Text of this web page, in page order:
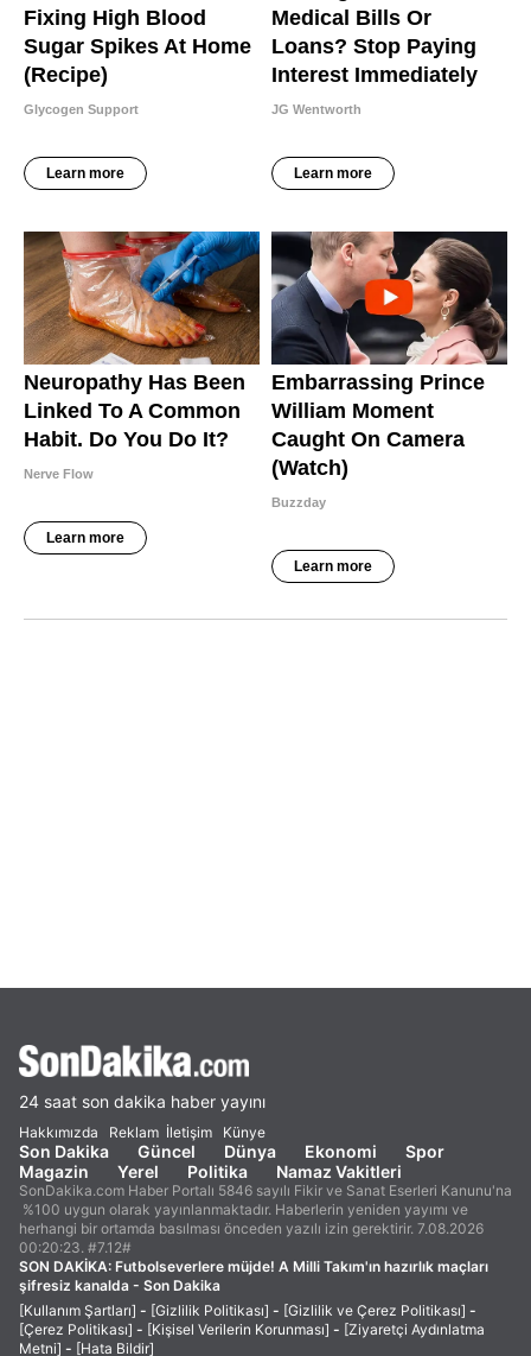
24 saat son dakika haber yayını
Hakkımızda Reklam İletişim Künye
Son Dakika Güncel Dünya Ekonomi
Spor
Magazin
Yerel Politika Namaz Vakitleri
SonDakika.com Haber Portalı 5846 sayılı Fikir ve Sanat Eserleri Kanunu'na
%100 uygun olarak yayınlanmaktadır. Haberlerin yeniden yayımı ve
herhangi bir ortamda basılması önceden yazılı izin gerektirir. 7.08.2026
00:20:23. #7.12#
SON DAKİKA: Futbolseverlere müjde! A Milli Takım'ın hazırlık maçları
şifresiz kanalda - Son Dakika
[Kullanım Şartları] - [Gizlilik Politikası] - [Gizlilik ve Çerez Politikası] -
[Çerez Politikası] - [Kişisel Verilerin Korunması] - [Ziyaretçi Aydınlatma
Metni] - [Hata Bildir]